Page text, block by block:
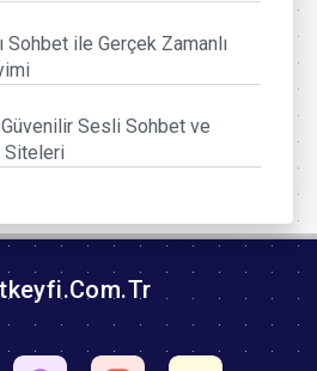
Sohbet ile Gerçek Zamanlı
Güvenilir Sesli Sohbet ve
Siteleri